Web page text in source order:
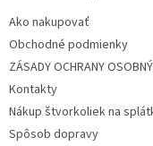
Ako nakupovať
Obchodné podmienky
ZÁSADY OCHRANY
Kontakty
Nákup štvorkoliek na
Spôsob dopravy